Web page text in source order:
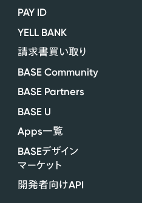
PAY ID
YELL BANK
請求書買い取り
BASE Community
BASE Partners
BASE U
Apps一覧
BASEデザイン
マーケット
開発者向けAPI